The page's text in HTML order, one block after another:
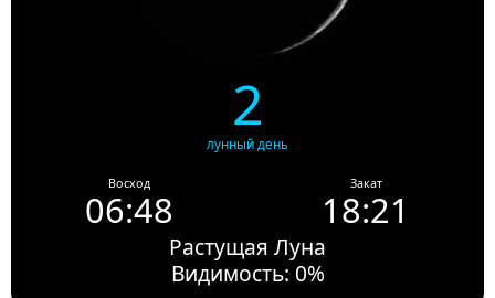
2
лунный день
Восход
06:48
Закат
18:21
Растущая Луна
Видимость: 0%